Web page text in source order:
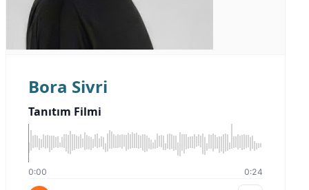
Bora Sivri
Tanıtım Filmi
0:00 0:24